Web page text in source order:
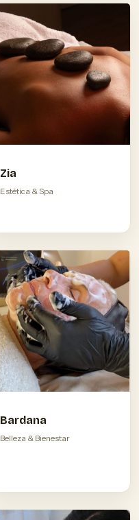
Zia
Estética & Spa
Bardana
Belleza & Bienestar